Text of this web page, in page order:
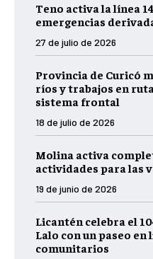
Teno activa la línea
emergencias
27 de julio de 2026
Provincia de Curicó
ríos y trabajos en
sistema frontal
18 de julio de 2026
Molina activa
actividades para las
19 de junio de 2026
Licantén celebra el
Lalo con un paseo
comunitarios